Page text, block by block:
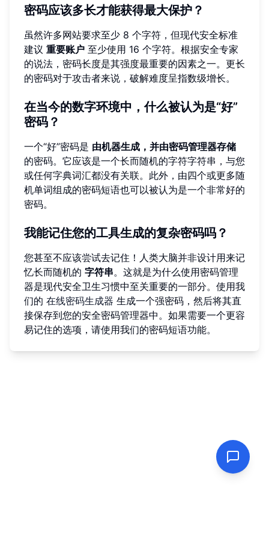
密码应该多长才能获得最大保护？
虽然许多网站要求至少 8 个字符，但现代安全标准
建议 重要账户 至少使用 16 个字符。根据安全专家
的说法，密码长度是其强度最重要的因素之一。更长
的密码对于攻击者来说，破解难度呈指数级增长。
在当今的数字环境中，什么被认为是“好”
密码？
一个“好”密码是 由机器生成，并由密码管理器存储
的密码。它应该是一个长而随机的字符字符串，与您
或任何字典词汇都没有关联。此外，由四个或更多随
机单词组成的密码短语也可以被认为是一个非常好的
密码。
我能记住您的工具生成的复杂密码吗？
您甚至不应该尝试去记住！人类大脑并非设计用来记
忆长而随机的 字符串。这就是为什么使用密码管理
器是现代安全卫生习惯中至关重要的一部分。使用我
们的 在线密码生成器 生成一个强密码，然后将其直
接保存到您的安全密码管理器中。如果需要一个更容
易记住的选项，请使用我们的密码短语功能。